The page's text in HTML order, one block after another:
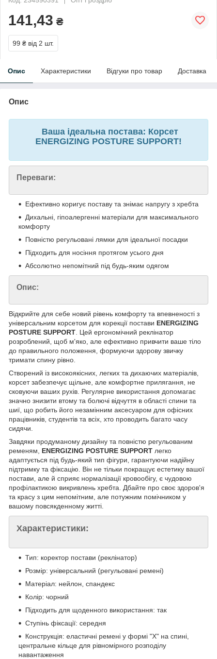
141,43 ₴
99 ₴ від 2 шт.
Опис Характеристики Відгуки про товар Доставка
Опис
Ваша ідеальна постава: Корсет
ENERGIZING POSTURE SUPPORT!
Переваги:
Ефективно коригує поставу та знімає напругу з хребта
Дихальні, гіпоалергенні матеріали для максимального
комфорту
Повністю регульовані лямки для ідеальної посадки
Підходить для носіння протягом усього дня
Абсолютно непомітний під будь-яким одягом
Опис:
Відкрийте для себе новий рівень комфорту та впевненості з
універсальним корсетом для корекції постави ENERGIZING
POSTURE SUPPORT . Цей ергономічний реклінатор
розроблений, щоб м'яко, але ефективно привчити ваше тіло
до правильного положення, формуючи здорову звичку
тримати спину рівно.
Створений із високоякісних, легких та дихаючих матеріалів,
корсет забезпечує щільне, але комфортне прилягання, не
сковуючи ваших рухів. Регулярне використання допомагає
значно знизити втому та болючі відчуття в області спини та
шиї, що робить його незамінним аксесуаром для офісних
працівників, студентів та всіх, хто проводить багато часу
сидячи.
Завдяки продуманому дизайну та повністю регульованим
ременям, ENERGIZING POSTURE SUPPORT легко
адаптується під будь-який тип фігури, гарантуючи надійну
підтримку та фіксацію. Він не тільки покращує естетику вашої
постави, але й сприяє нормалізації кровообігу, є чудовою
профілактикою викривлень хребта. Дбайте про своє здоров'я
та красу з цим непомітним, але потужним помічником у
вашому повсякденному житті.
Характеристики:
Тип: коректор постави (реклінатор)
Розмір: універсальний (регульовані ремені)
Матеріал: нейлон, спандекс
Колір: чорний
Підходить для щоденного використання: так
Ступінь фіксації: середня
Конструкція: еластичні ремені у формі "Х" на спині,
центральне кільце для рівномірного розподілу
навантаження